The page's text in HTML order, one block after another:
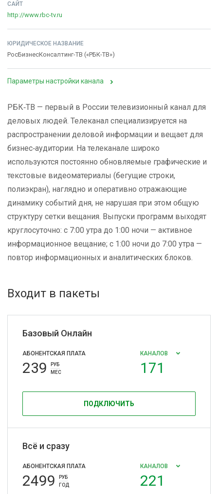
САЙТ
http://www.rbc-tv.ru
ЮРИДИЧЕСКОЕ НАЗВАНИЕ
РосБизнесКонсалтинг-ТВ («РБК-ТВ»)
Параметры настройки канала
РБК‑ТВ — первый в России телевизионный канал для
деловых людей. Телеканал специализируется на
распространении деловой информации и вещает для
бизнес‑аудитории. На телеканале широко
используются постоянно обновляемые графические и
текстовые видеоматериалы (бегущие строки,
полиэкран), наглядно и оперативно отражающие
динамику событий дня, не нарушая при этом общую
структуру сетки вещания. Выпуски программ выходят
круглосуточно: с 7:00 утра до 1:00 ночи — активное
информационное вещание; с 1:00 ночи до 7:00 утра —
повтор информационных и аналитических блоков.
Входит в пакеты
Базовый Онлайн
АБОНЕНТСКАЯ ПЛАТА
239
РУБ
МЕС
КАНАЛОВ
171
ПОДКЛЮЧИТЬ
Всё и сразу
АБОНЕНТСКАЯ ПЛАТА
2499
РУБ
ГОД
КАНАЛОВ
221